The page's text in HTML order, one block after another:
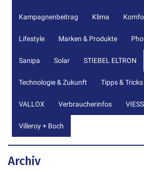
Kampagnenbeitrag Klima
Lifestyle Marken & Produkte
Sanipa Solar STIEBEL ELTRON
Technologie & Zukunft Tipps & Tricks
VALLOX Verbraucherinfos
Villeroy + Boch
Archiv